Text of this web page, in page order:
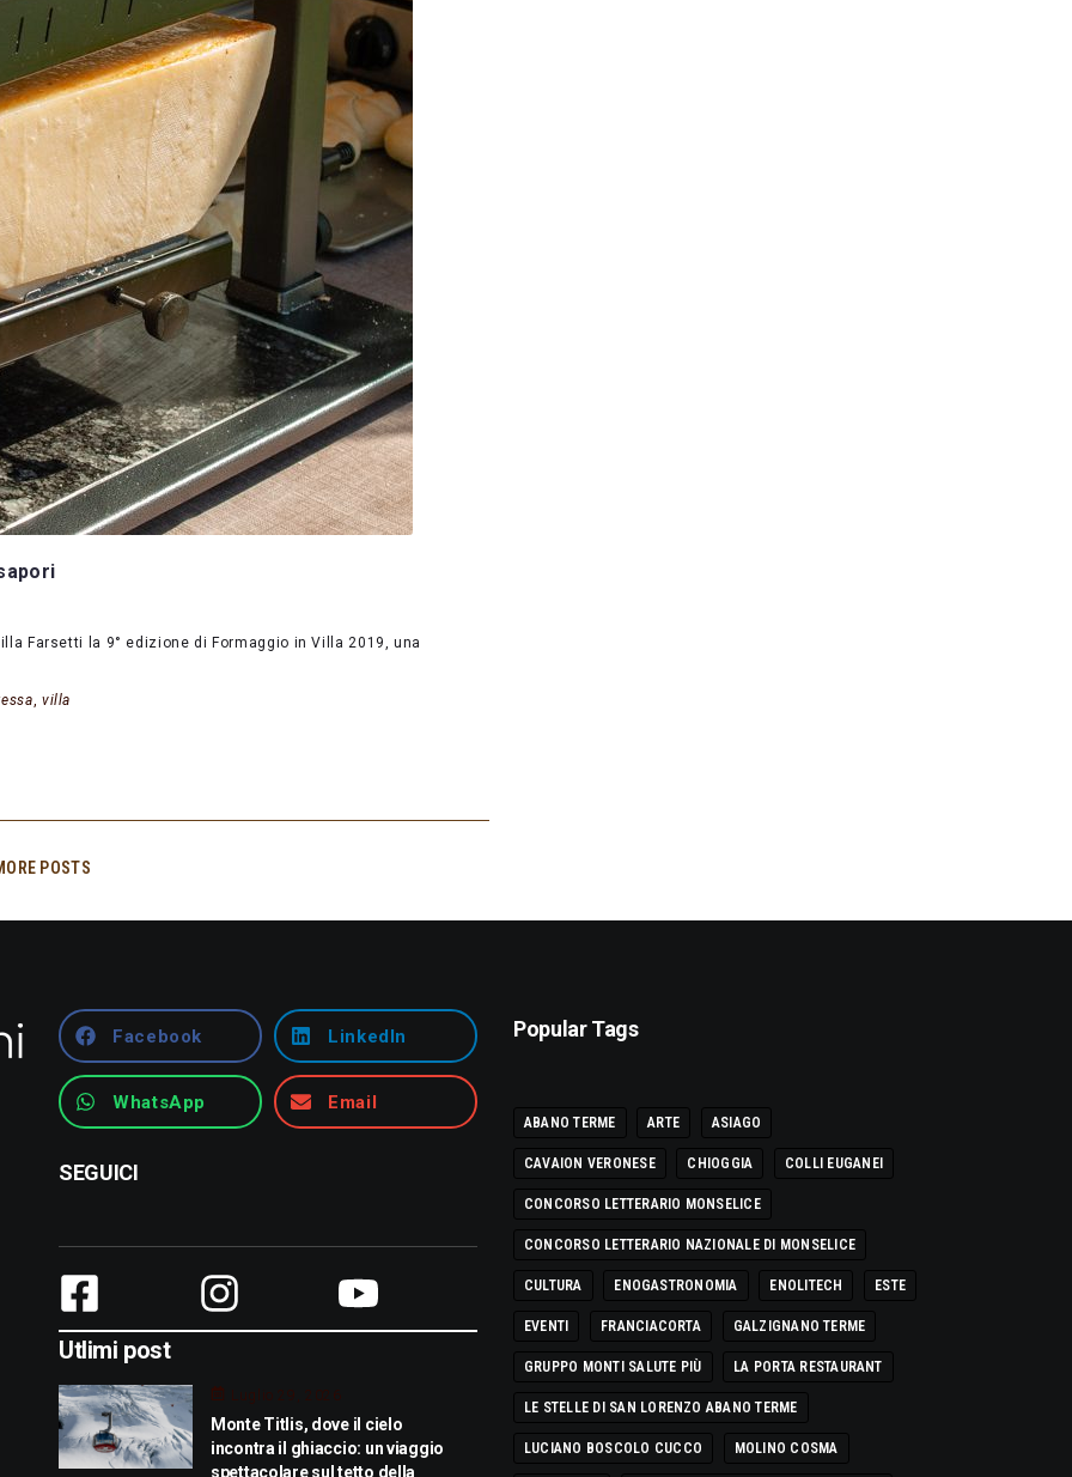
Farsetti la 9° edizione di Formaggio in Villa 2019, una
, villa
POSTS
Facebook LinkedIn
WhatsApp Email
SEGUICI
Utlimi post
Luglio 29, 2026
Monte Titlis, dove il cielo
incontra il ghiaccio: un viaggio
spettacolare sul tetto della
Popular Tags
ABANO TERME ARTE ASIAGO
CAVAION VERONESE CHIOGGIA COLLI EUGANEI
CONCORSO LETTERARIO MONSELICE
CONCORSO LETTERARIO NAZIONALE DI MONSELICE
CULTURA ENOGASTRONOMIA ENOLITECH ESTE
EVENTI FRANCIACORTA GALZIGNANO TERME
GRUPPO MONTI SALUTE PIÙ LA PORTA RESTAURANT
LE STELLE DI SAN LORENZO ABANO TERME
LUCIANO BOSCOLO CUCCO MOLINO COSMA